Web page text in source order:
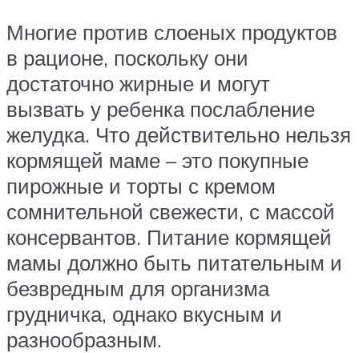
Многие против слоеных продуктов
в рационе, поскольку они
достаточно жирные и могут
вызвать у ребенка послабление
желудка. Что действительно нельзя
кормящей маме – это покупные
пирожные и торты с кремом
сомнительной свежести, с массой
консервантов. Питание кормящей
мамы должно быть питательным и
безвредным для организма
грудничка, однако вкусным и
разнообразным.